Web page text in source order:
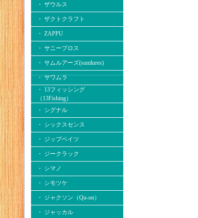
・ ザウルス
・ ザクトクラフト
・ ZAPPU
・ サニーブロス
・ サムルアーズ(sumlures)
・ サワムラ
・ 13フィッシング
（13Fishing）
・ シグナル
・ シックスセンス
・ ジップベイツ
・ ジークラック
・ シマノ
・ シモツケ
・ ジャクソン（Qu-on）
・ ジャッカル